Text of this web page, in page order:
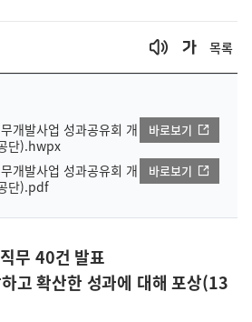
목록
개발사업 성과공유회 개
단).hwpx
바로보기
개발사업 성과공유회 개
단).pdf
바로보기
무 40건 발표
고 확산한 성과에 대해 포상(13